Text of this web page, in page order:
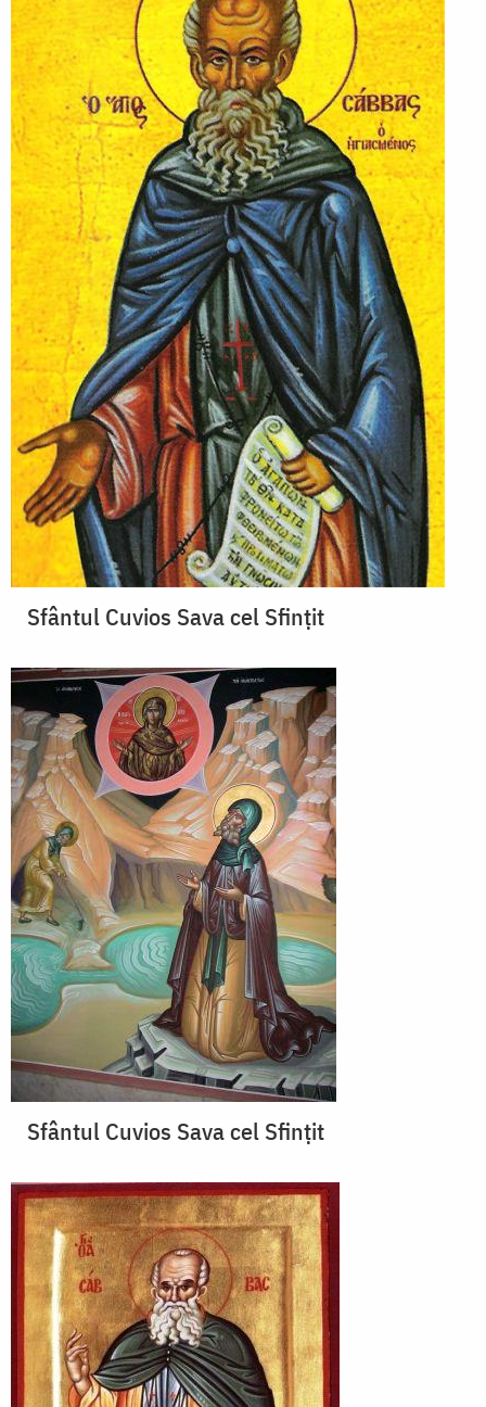
Sfântul Cuvios Sava cel Sfințit
Sfântul Cuvios Sava cel Sfințit